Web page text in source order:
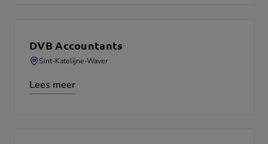
DVB Accountants
Sint-Katelijne-Waver
Lees meer